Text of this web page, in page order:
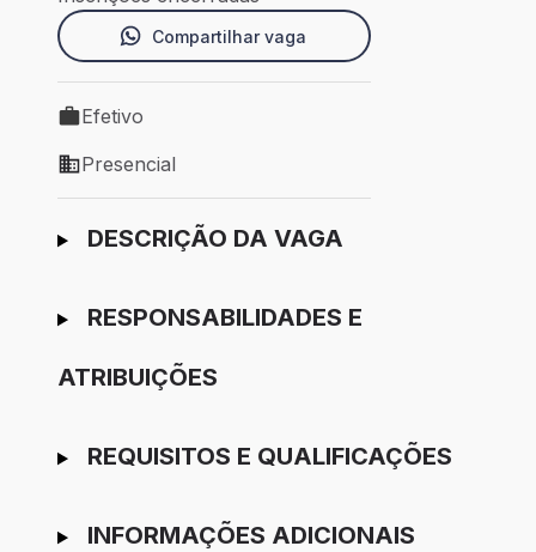
Compartilhar vaga
Tipo de vaga: Efetivo
Efetivo
Modelo de trabalho: Presencial
Presencial
Ir para candidatura
DESCRIÇÃO DA VAGA
RESPONSABILIDADES E
ATRIBUIÇÕES
REQUISITOS E QUALIFICAÇÕES
INFORMAÇÕES ADICIONAIS